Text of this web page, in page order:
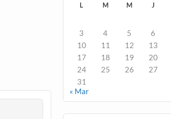
L M M J
3
4 5 6
10
11 12 13
17
18 19 20
24
25 26 27
31
« Mar